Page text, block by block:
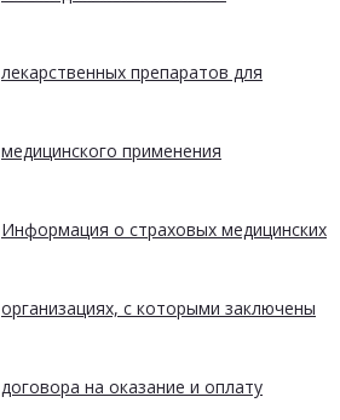
лекарственных препаратов для
медицинского применения
Информация о страховых медицинских
организациях, с которыми заключены
договора на оказание и оплату